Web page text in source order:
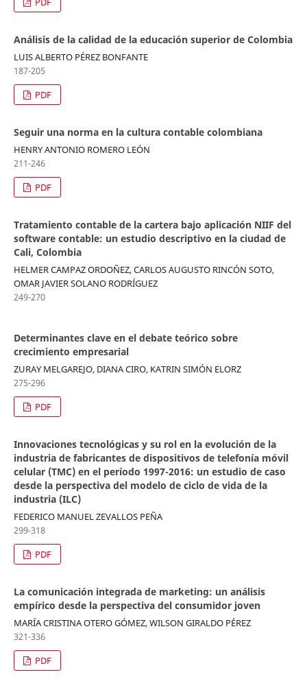
Análisis de la calidad de la educación superior de Colombia
LUIS ALBERTO PÉREZ BONFANTE
187-205
PDF
Seguir una norma en la cultura contable colombiana
HENRY ANTONIO ROMERO LEÓN
211-246
PDF
Tratamiento contable de la cartera bajo aplicación NIIF del
software contable: un estudio descriptivo en la ciudad de
Cali, Colombia
HELMER CAMPAZ ORDOÑEZ, CARLOS AUGUSTO RINCÓN SOTO,
OMAR JAVIER SOLANO RODRÍGUEZ
249-270
Determinantes clave en el debate teórico sobre
crecimiento empresarial
ZURAY MELGAREJO, DIANA CIRO, KATRIN SIMÓN ELORZ
275-296
PDF
Innovaciones tecnológicas y su rol en la evolución de la
industria de fabricantes de dispositivos de telefonía móvil
celular (TMC) en el período 1997-2016: un estudio de caso
desde la perspectiva del modelo de ciclo de vida de la
industria (ILC)
FEDERICO MANUEL ZEVALLOS PEÑA
299-318
PDF
La comunicación integrada de marketing: un análisis
empírico desde la perspectiva del consumidor joven
MARÍA CRISTINA OTERO GÓMEZ, WILSON GIRALDO PÉREZ
321-336
PDF